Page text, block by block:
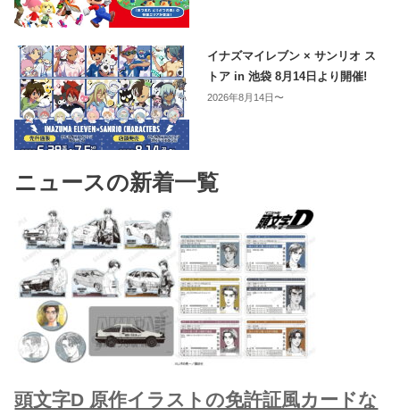
イナズマイレブン × サンリオ ス
トア in 池袋 8月14日より開催!
2026年8月14日〜
ニュースの新着一覧
頭文字D 原作イラストの免許証風カードな